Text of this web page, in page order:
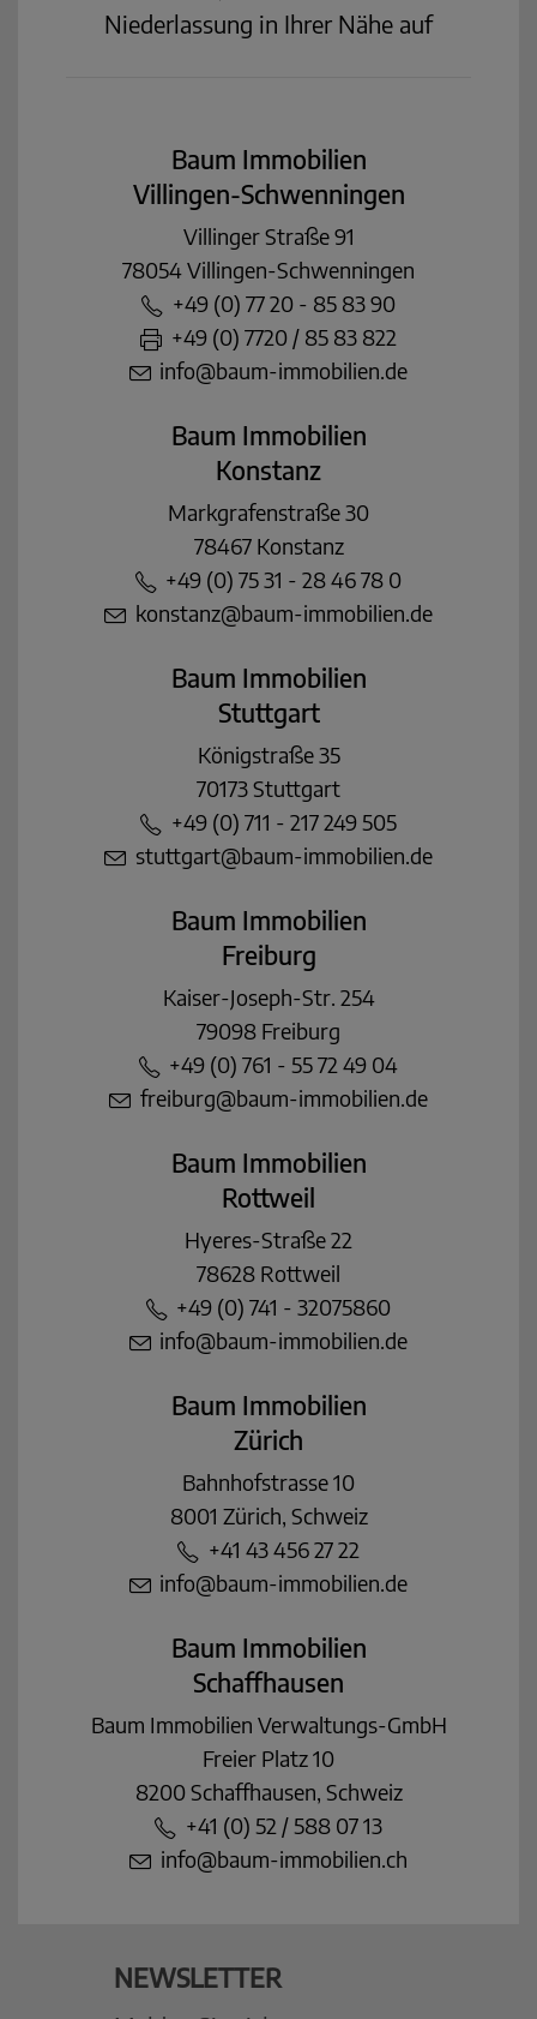
Niederlassung in Ihrer Nähe auf
Baum Immobilien
Villingen-Schwenningen
Villinger Straße 91
78054 Villingen-Schwenningen
+49 (0) 77 20 - 85 83 90
+49 (0) 7720 / 85 83 822
info@baum-immobilien.de
Baum Immobilien
Konstanz
Markgrafenstraße 30
78467 Konstanz
+49 (0) 75 31 - 28 46 78 0
konstanz@baum-immobilien.de
Baum Immobilien
Stuttgart
Königstraße 35
70173 Stuttgart
+49 (0) 711 - 217 249 505
stuttgart@baum-immobilien.de
Baum Immobilien
Freiburg
Kaiser-Joseph-Str. 254
79098 Freiburg
+49 (0) 761 - 55 72 49 04
freiburg@baum-immobilien.de
Baum Immobilien
Rottweil
Hyeres-Straße 22
78628 Rottweil
+49 (0) 741 - 32075860
info@baum-immobilien.de
Baum Immobilien
Zürich
Bahnhofstrasse 10
8001 Zürich, Schweiz
+41 43 456 27 22
info@baum-immobilien.de
Baum Immobilien
Schaffhausen
Baum Immobilien Verwaltungs-GmbH
Freier Platz 10
8200 Schaffhausen, Schweiz
+41 (0) 52 / 588 07 13
info@baum-immobilien.ch
NEWSLETTER